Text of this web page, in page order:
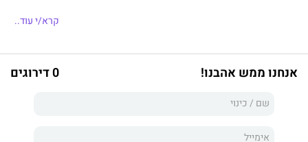
אלא שהִתגלוּת פתאומית של התאמה גנטית באתר חיפוש קרובים
בפניו סוף כל סוף את האפשרות לאתר את אביו. אבל פגישתו עם
האיש, יותר משהיא מזמנת תשובות, מעלה שאלות נוספות. ויילד פונה
באותה המהירות שבה הופיע לאחר שחווה נפילה אישית אדירה,
קרא/י עוד..
אנחנו ממש אהבנו! 0 דירוגים